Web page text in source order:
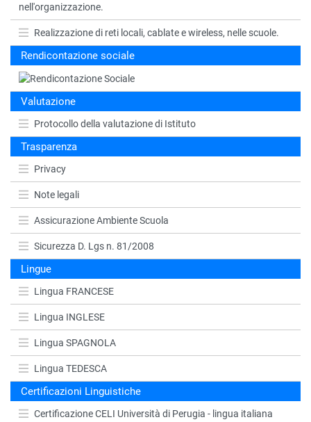
nell'organizzazione.
Realizzazione di reti locali, cablate e wireless, nelle scuole.
Rendicontazione sociale
Valutazione
Protocollo della valutazione di Istituto
Trasparenza
Privacy
Note legali
Assicurazione Ambiente Scuola
Sicurezza D. Lgs n. 81/2008
Lingue
Lingua FRANCESE
Lingua INGLESE
Lingua SPAGNOLA
Lingua TEDESCA
Certificazioni Linguistiche
Certificazione CELI Università di Perugia - lingua italiana